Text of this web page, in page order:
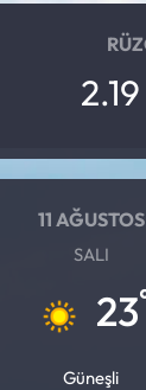
11 AĞUSTOS
SALI
23
Güneşli